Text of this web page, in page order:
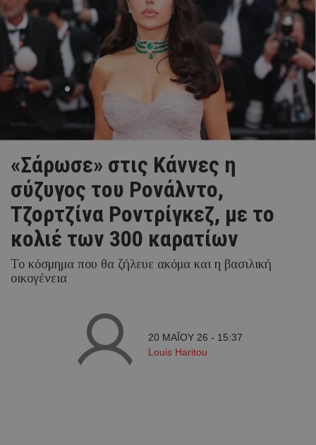
«Σάρωσε» στις Κάννες η
σύζυγος του Ρονάλντο,
Τζορτζίνα Ροντρίγκεζ, με το
κολιέ των 300 καρατίων
Το κόσμημα που θα ζήλευε ακόμα και η βασιλική
οικογένεια
20 ΜΑΪ́ΟΥ 26 - 15:37
Louis Haritou